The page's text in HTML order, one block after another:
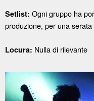
Setlist: Ogni gruppo ha
produzione, per una
Locura: Nulla di rilevante